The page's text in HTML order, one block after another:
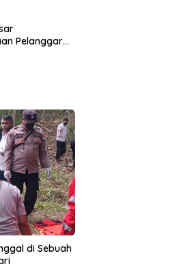
Pelanggaran
di Sebuah